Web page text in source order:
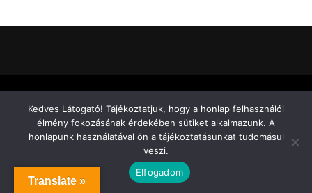
Fejlesztette:Blossom Themes.Készítette:
WordPress.
Translate »
Kedves Látogató! Tájékoztatjuk, hogy a honlap felhasználói
élmény fokozásának érdekében sütiket alkalmazunk. A
honlapunk használatával ön a tájékoztatásunkat tudomásul
veszi.
Elfogadom